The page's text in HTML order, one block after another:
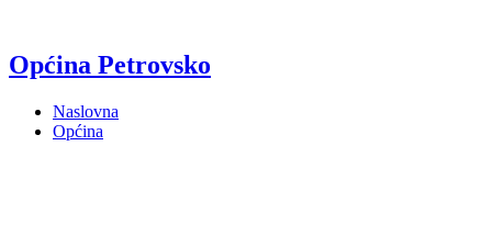
Općina Petrovsko
Naslovna
Općina